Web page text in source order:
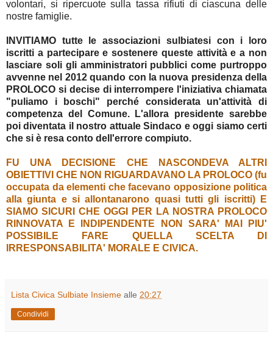
volontari, si ripercuote sulla tassa rifiuti di ciascuna delle
nostre famiglie.
INVITIAMO tutte le associazioni sulbiatesi con i loro
iscritti a partecipare e sostenere queste attività e a non
lasciare soli gli amministratori pubblici come purtroppo
avvenne nel 2012 quando con la nuova presidenza della
PROLOCO si decise di interrompere l'iniziativa chiamata
"puliamo i boschi" perché considerata un'attività di
competenza del Comune. L'allora presidente sarebbe
poi diventata il nostro attuale Sindaco e oggi siamo certi
che si è resa conto dell'errore compiuto.
FU UNA DECISIONE CHE NASCONDEVA ALTRI
OBIETTIVI CHE NON RIGUARDAVANO LA PROLOCO (fu
occupata da elementi che facevano opposizione politica
alla giunta e si allontanarono quasi tutti gli iscritti) E
SIAMO SICURI CHE OGGI
PER LA NOSTRA PROLOCO
RINNOVATA E INDIPENDENTE NON SARA' MAI PIU'
POSSIBILE FARE QUELLA SCELTA DI
IRRESPONSABILITA' MORALE E CIVICA.
Lista Civica Sulbiate Insieme alle 20:27
Condividi